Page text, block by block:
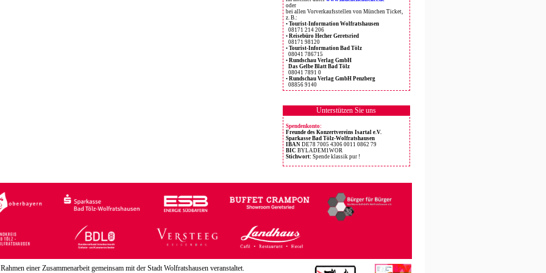
oder
bei allen Vorverkaufsstellen von München Ticket,
z. B.:
• Tourist-Information Wolfratshausen
08171 214 206
• Reisebüro Hecher Geretsried
08171 98120
• Tourist-Information Bad Tölz
08041 786715
• Rundschau Verlag GmbH
Das Gelbe Blatt Bad Tölz
08041 7891 0
• Rundschau Verlag GmbH Penzberg
08856 9140
Unterstützen Sie uns
Spendenkonto:
Freunde des Konzertvereins Isartal e.V.
Sparkasse Bad Tölz-Wolfratshausen
IBANDE78 7005 4306 0011 0862 79
BIC BYLADEM1WOR
Stichwort: Spende klassik pur !
einer Zusammenarbeit gemeinsam mit der Stadt Wolfratshausen veranstaltet.